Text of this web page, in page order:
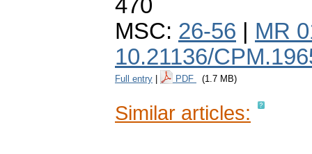
470
MSC: 26-56
MR
10.21136/
Full entry PDF (1.7 MB)
Similar articles: